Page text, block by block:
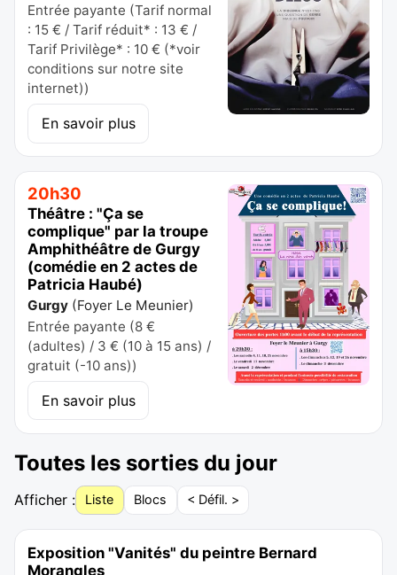
Entrée payante (Tarif normal
: 15 € / Tarif réduit* : 13 € /
Tarif Privilège* : 10 € (*voir
conditions sur notre site
internet))
En savoir plus
20h30
Théâtre : "Ça se
complique" par la troupe
Amphithéâtre de Gurgy
(comédie en 2 actes de
Patricia Haubé)
Gurgy (Foyer Le Meunier)
Entrée payante (8 €
(adultes) / 3 € (10 à 15 ans) /
gratuit (-10 ans))
En savoir plus
Toutes les sorties du jour
Afficher : Liste Blocs < Défil. >
Exposition "Vanités" du peintre Bernard
Morangles